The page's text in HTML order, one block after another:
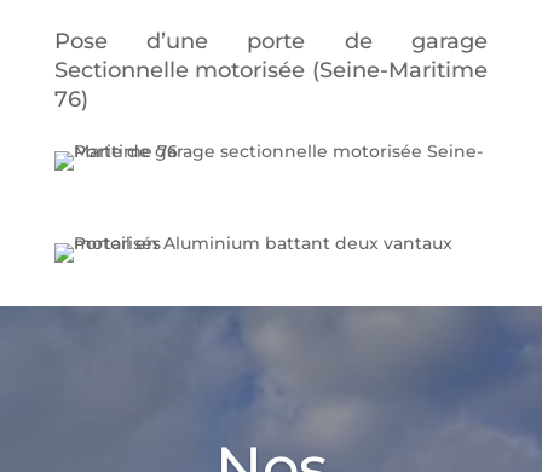
Pose d’une porte de garage
Sectionnelle motorisée (Seine-Maritime
76)